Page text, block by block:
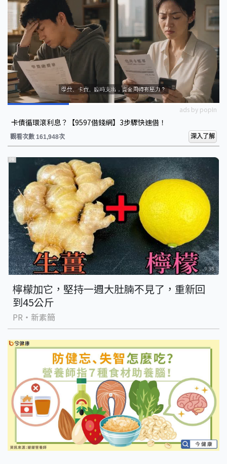
ads by popIn
卡債循環滾利息？【9597借錢網】3步驟快速借！
觀看次數 161,948次 深入了解
PR
檸檬加它，堅持一週大肚腩不見了，重新回
到45公斤
PR・新素簡